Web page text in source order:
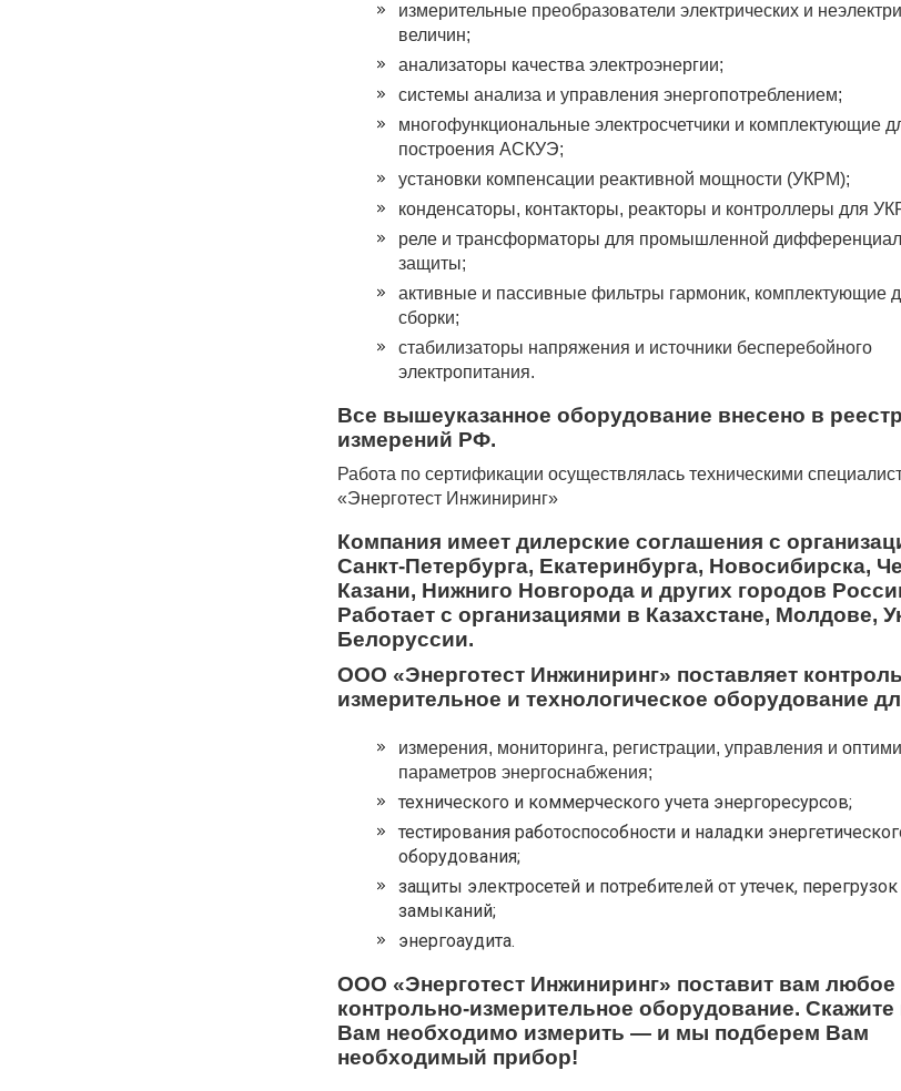
измерительные преобразователи электрических и
величин;
анализаторы качества электроэнергии;
системы анализа и управления энергопотреблением;
многофункциональные электросчетчики и комплектующие
построения АСКУЭ;
установки компенсации реактивной мощности (УКРМ);
конденсаторы, контакторы, реакторы и контроллеры для
реле и трансформаторы для промышленной
защиты;
активные и пассивные фильтры гармоник, комплектующие
сборки;
стабилизаторы напряжения и источники бесперебойного
электропитания.
Все вышеуказанное оборудование внесено в
измерений РФ.
Работа по сертификации осуществлялась техническими
«Энерготест Инжиниринг»
Компания имеет дилерские соглашения с
Санкт-Петербурга, Екатеринбурга, Новосибирска,
Казани, Нижниго Новгорода и других городов
Работает с организациями в Казахстане, Молдове,
Белоруссии.
ООО «Энерготест Инжиниринг» поставляет
измерительное и технологическое оборудование
измерения, мониторинга, регистрации, управления и
параметров энергоснабжения;
технического и коммерческого учета энергоресурсов;
тестирования работоспособности и наладки
оборудования;
защиты электросетей и потребителей от утечек,
замыканий;
энергоаудита.
ООО «Энерготест Инжиниринг» поставит вам любое
контрольно-измерительное оборудование. Скажите
Вам необходимо измерить — и мы подберем Вам
необходимый прибор!